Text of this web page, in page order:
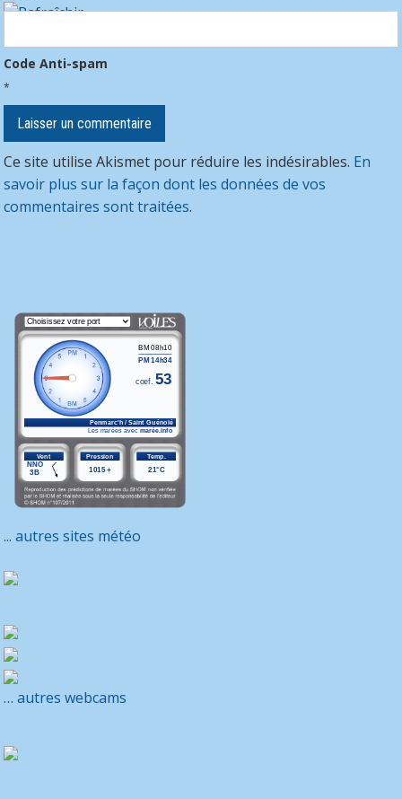
Code Anti-spam
*
Ce site utilise Akismet pour réduire les indésirables. En
savoir plus sur la façon dont les données de vos
commentaires sont traitées.
... autres sites météo
… autres webcams